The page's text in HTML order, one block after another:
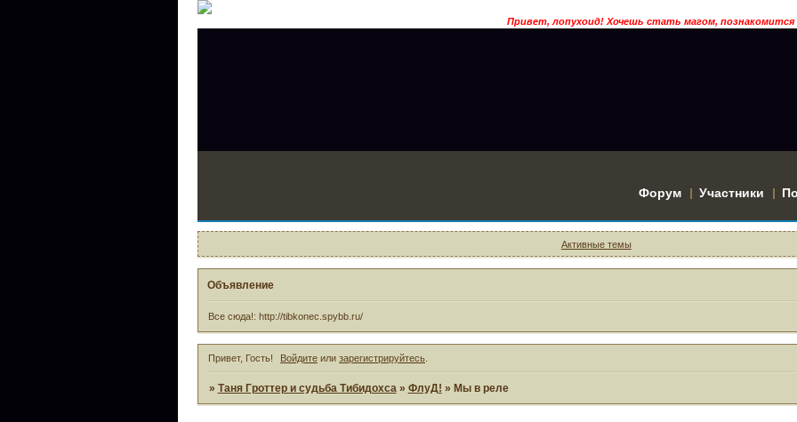
Привет, лопухоид! Хочешь стать магом, познакомится с
Форум Участники
Активные темы
Объявление
Все сюда!: http://tibkonec.spybb.ru/
Привет, Гость! Войдите или зарегистрируйтесь
» Таня Гроттер и судьба Тибидохса » ФлуД! » Мы в реле